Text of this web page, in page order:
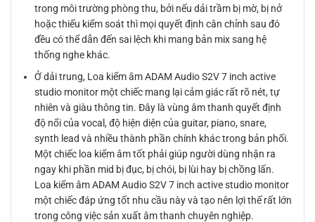
trong môi trường phòng thu, bởi nếu dải trầm bị mờ, bị nở
hoặc thiếu kiểm soát thì mọi quyết định cân chỉnh sau đó
đều có thể dẫn đến sai lệch khi mang bản mix sang hệ
thống nghe khác.
Ở dải trung, Loa kiểm âm ADAM Audio S2V 7 inch active
studio monitor một chiếc mang lại cảm giác rất rõ nét, tự
nhiên và giàu thông tin. Đây là vùng âm thanh quyết định
độ nổi của vocal, độ hiện diện của guitar, piano, snare,
synth lead và nhiều thành phần chính khác trong bản phối.
Một chiếc loa kiểm âm tốt phải giúp người dùng nhận ra
ngay khi phần mid bị đục, bị chói, bị lùi hay bị chồng lấn.
Loa kiểm âm ADAM Audio S2V 7 inch active studio monitor
một chiếc đáp ứng tốt nhu cầu này và tạo nên lợi thế rất lớn
trong công việc sản xuất âm thanh chuyên nghiệp.